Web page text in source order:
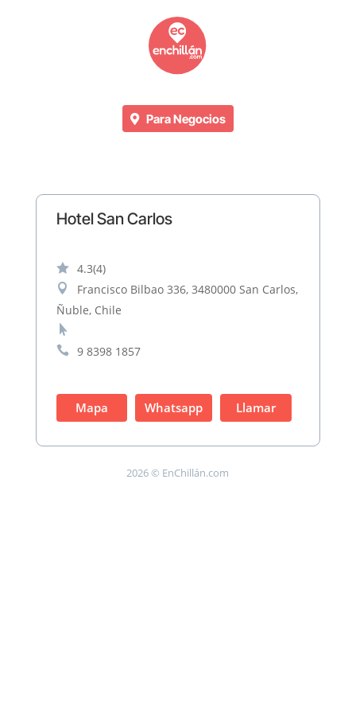
Para Negocios
Hotel San Carlos
 4.3(4)

Francisco Bilbao 336, 3480000 San Carlos,
Ñuble, Chile


9 8398 1857
Mapa Whatsapp Llamar
2026 © EnChillán.com